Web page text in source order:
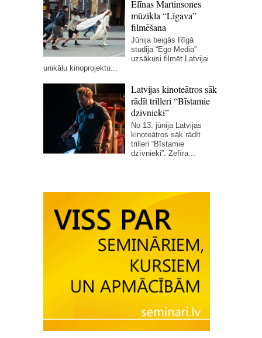
Elīnas Martinsones
mūzikla “Līgava”
filmēšana
Jūnija beigās Rīgā
studija “Ego Media”
uzsākusi filmēt Latvijai
unikālu kinoprojektu...
Latvijas kinoteātros sāk
rādīt trilleri “Bīstamie
dzīvnieki”
No 13. jūnija Latvijas
kinoteātros sāk rādīt
trilleri “Bīstamie
dzīvnieki”. Zefīra...